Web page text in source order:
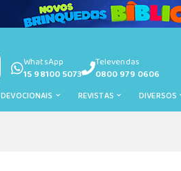
WhatsApp
15 98100 5073
Televendas
0800 979 0606
DEVOCIONAIS REVISTAS DIVERSOS